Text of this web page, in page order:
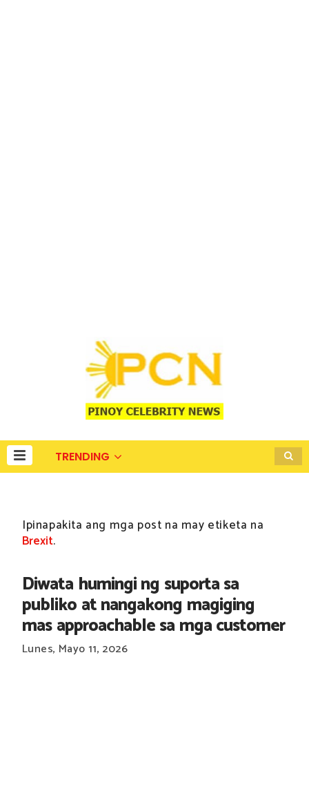
TRENDING
Ipinapakita ang mga post na may etiketa na
Brexit.
Diwata humingi ng suporta sa
publiko at nangakong magiging
mas approachable sa mga customer
Lunes, Mayo 11, 2026